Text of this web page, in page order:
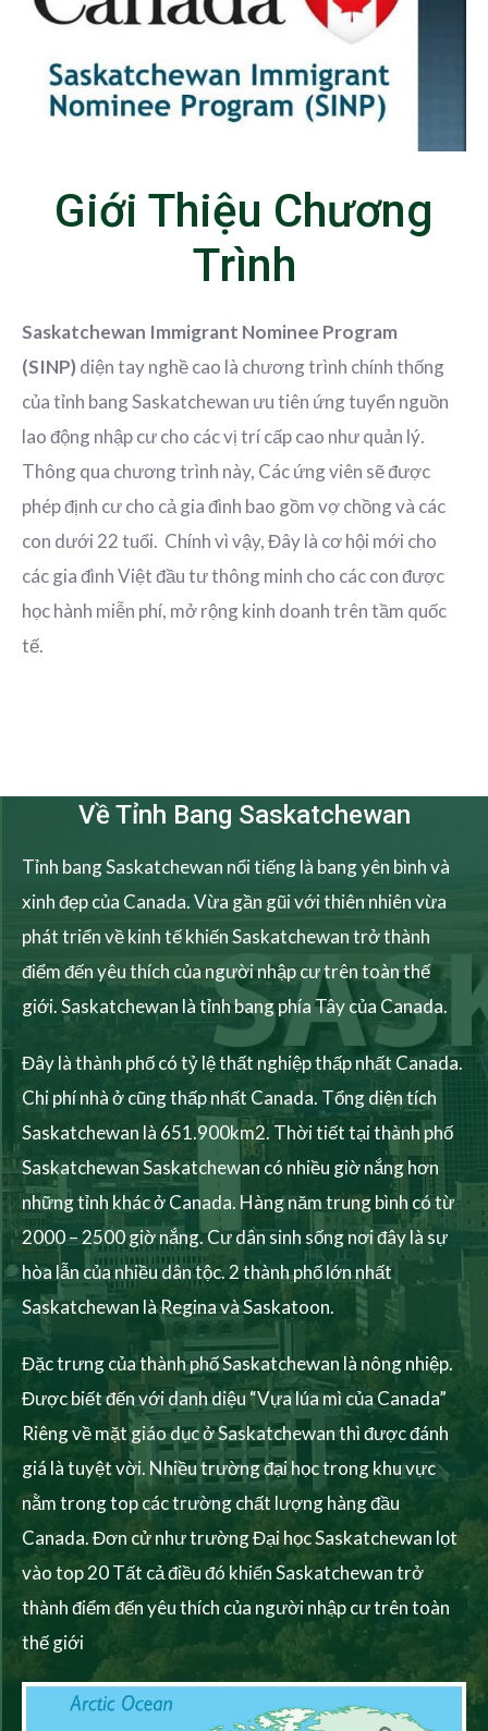
Giới Thiệu Chương
Trình
Saskatchewan Immigrant Nominee Program
(SINP) diện tay nghề cao là chương trình chính thống
của tỉnh bang Saskatchewan ưu tiên ứng tuyển nguồn
lao động nhập cư cho các vị trí cấp cao như quản lý.
Thông qua chương trình này, Các ứng viên sẽ được
phép định cư cho cả gia đình bao gồm vợ chồng và các
con dưới 22 tuổi. Chính vì vậy, Đây là cơ hội mới cho
các gia đình Việt đầu tư thông minh cho các con được
học hành miễn phí, mở rộng kinh doanh trên tầm quốc
tế.
Về Tỉnh Bang Saskatchewan
Tỉnh bang Saskatchewan nổi tiếng là bang yên bình và
xinh đẹp của Canada. Vừa gần gũi với thiên nhiên vừa
phát triển về kinh tế khiến Saskatchewan trở thành
điểm đến yêu thích của người nhập cư trên toàn thế
giới. Saskatchewan là tỉnh bang phía Tây của Canada.
Đây là thành phố có tỷ lệ thất nghiệp thấp nhất Canada.
Chi phí nhà ở cũng thấp nhất Canada. Tổng diện tích
Saskatchewan là 651.900km2. Thời tiết tại thành phố
Saskatchewan Saskatchewan có nhiều giờ nắng hơn
những tỉnh khác ở Canada. Hàng năm trung bình có từ
2000 – 2500 giờ nắng. Cư dân sinh sống nơi đây là sự
hòa lẫn của nhiều dân tộc. 2 thành phố lớn nhất
Saskatchewan là Regina và Saskatoon.
Đặc trưng của thành phố Saskatchewan là nông nhiệp.
Được biết đến với danh diệu “Vựa lúa mì của Canada”
Riêng về mặt giáo dục ở Saskatchewan thì được đánh
giá là tuyệt vời. Nhiều trường đại học trong khu vực
nằm trong top các trường chất lượng hàng đầu
Canada. Đơn cử như trường Đại học Saskatchewan lọt
vào top 20 Tất cả điều đó khiến Saskatchewan trở
thành điểm đến yêu thích của người nhập cư trên toàn
thế giới